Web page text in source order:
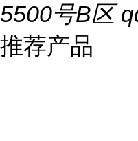
5500号B区
推荐产品